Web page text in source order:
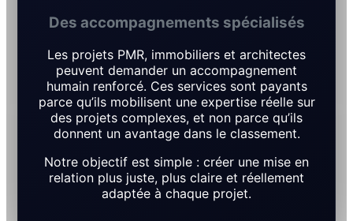
Des accompagnements spécialisés
Les projets PMR, immobiliers et architectes
peuvent demander un accompagnement
humain renforcé. Ces services sont payants
parce qu’ils mobilisent une expertise réelle sur
des projets complexes, et non parce qu’ils
donnent un avantage dans le classement.
Notre objectif est simple : créer une mise en
relation plus juste, plus claire et réellement
adaptée à chaque projet.